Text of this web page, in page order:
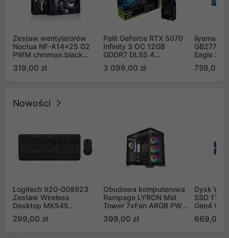
Zestaw wentylatorów
Noctua NF-A14x25 G2
PWM chromax.black
Push Pull (2szt)
319,00 zł
Palit GeForce RTX 5070
Infinity 3 OC 12GB
GDDR7 DLSS 4
GB2050S)
3 099,00 zł
iiyama G-
Eagle 27"
759,00 zł
Nowości
Logitech 920-008923
Zestaw Wireless
Desktop MK545
299,00 zł
Obudowa komputerowa
Rampage LYRON Mid
Tower 7xFan ARGB PWM
399,00 zł
Dysk WD
SSD 1TB
Gen4
669,00